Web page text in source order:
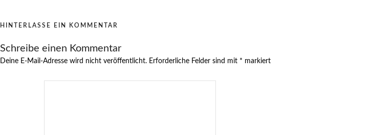
HINTERLASSE EIN KOMMENTAR
Schreibe einen Kommentar
Deine E-Mail-Adresse wird nicht veröffentlicht. Erforderliche Felder sind mit * markiert